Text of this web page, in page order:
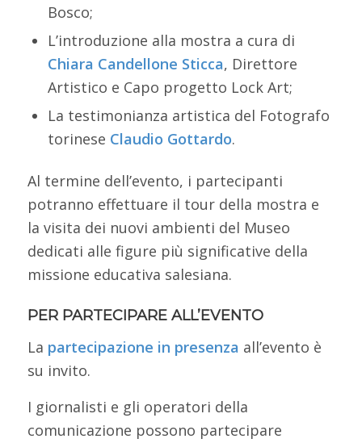
Bosco;
L’introduzione alla mostra a cura di
Chiara Candellone Sticca, Direttore
Artistico e Capo progetto Lock Art;
La testimonianza artistica del Fotografo
torinese Claudio Gottardo.
Al termine dell’evento, i partecipanti
potranno effettuare il tour della mostra e
la visita dei nuovi ambienti del Museo
dedicati alle figure più significative della
missione educativa salesiana.
PER PARTECIPARE ALL’EVENTO
La partecipazione in presenza all’evento è
su invito.
I giornalisti e gli operatori della
comunicazione possono partecipare